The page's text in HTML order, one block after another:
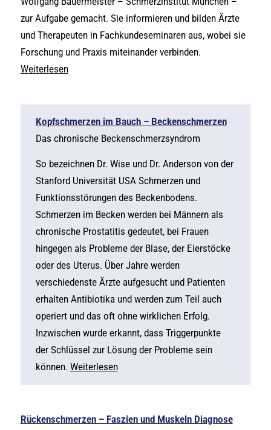
zur Aufgabe gemacht. Sie informieren und bilden Ärzte
und Therapeuten in Fachkundeseminaren aus, wobei sie
Forschung und Praxis miteinander verbinden.
Weiterlesen
Kopfschmerzen im Bauch – Beckenschmerzen
Das chronische Beckenschmerzsyndrom
So bezeichnen Dr. Wise und Dr. Anderson von der
Stanford Universität USA Schmerzen und
Funktionsstörungen des Beckenbodens.
Schmerzen im Becken werden bei Männern als
chronische Prostatitis gedeutet, bei Frauen
hingegen als Probleme der Blase, der Eierstöcke
oder des Uterus. Über Jahre werden
verschiedenste Ärzte aufgesucht und Patienten
erhalten Antibiotika und werden zum Teil auch
operiert und das oft ohne wirklichen Erfolg.
Inzwischen wurde erkannt, dass Triggerpunkte
der Schlüssel zur Lösung der Probleme sein
können. Weiterlesen
Rückenschmerzen – Faszien und Muskeln Diagnose